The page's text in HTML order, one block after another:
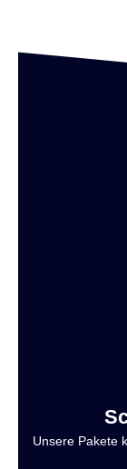
Unsere Pakete